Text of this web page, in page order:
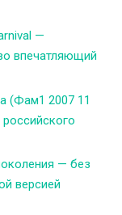
—
впечатляющий
(Фам1 2007 11
— без
версией